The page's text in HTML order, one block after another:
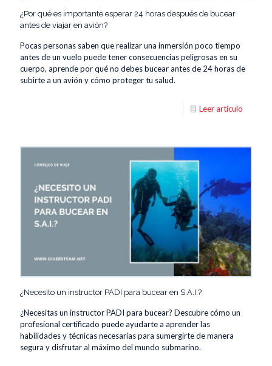
¿Por qué es importante esperar 24 horas después de bucear
antes de viajar en avión?
Pocas personas saben que realizar una inmersión poco tiempo
antes de un vuelo puede tener consecuencias peligrosas en su
cuerpo, aprende por qué no debes bucear antes de 24 horas de
subirte a un avión y cómo proteger tu salud.
Leer artículo
¿Necesito un instructor PADI para bucear en S.A.I.?
¿Necesitas un instructor PADI para bucear? Descubre cómo un
profesional certificado puede ayudarte a aprender las
habilidades y técnicas necesarias para sumergirte de manera
segura y disfrutar al máximo del mundo submarino.